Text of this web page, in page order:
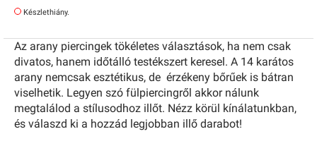
Készlethiány.
Az arany piercingek tökéletes választások, ha nem csak
divatos, hanem időtálló testékszert keresel. A 14 karátos
arany nemcsak esztétikus, de érzékeny bőrűek is bátran
viselhetik. Legyen szó fülpiercingről akkor nálunk
megtalálod a stílusodhoz illőt. Nézz körül kínálatunkban,
és válaszd ki a hozzád legjobban illő darabot!